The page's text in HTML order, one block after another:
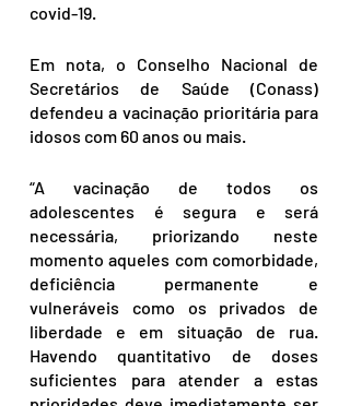
covid-19.
Em nota, o Conselho Nacional de
Secretários de Saúde (Conass)
defendeu a vacinação prioritária para
idosos com 60 anos ou mais.
“A vacinação de todos os
adolescentes é segura e será
necessária, priorizando neste
momento aqueles com comorbidade,
deficiência permanente e
vulneráveis como os privados de
liberdade e em situação de rua.
Havendo quantitativo de doses
suficientes para atender a estas